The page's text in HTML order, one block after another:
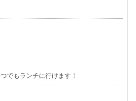
でもランチに行けます！